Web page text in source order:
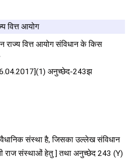
वित्त आयोग
राज्य वित्त आयोग संविधान के किस
26.04.2017](1) अनुच्छेद-243झ
संस्था है, जिसका उल्लेख संविधान
राज संस्थाओं हेतु ] तथा अनुच्छेद 243 (Y)